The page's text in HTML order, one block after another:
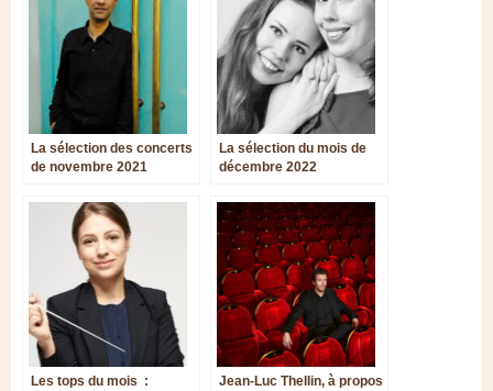
La sélection des concerts
de novembre 2021
La sélection du mois de
décembre 2022
Les tops du mois :
Jean-Luc Thellin, à propos